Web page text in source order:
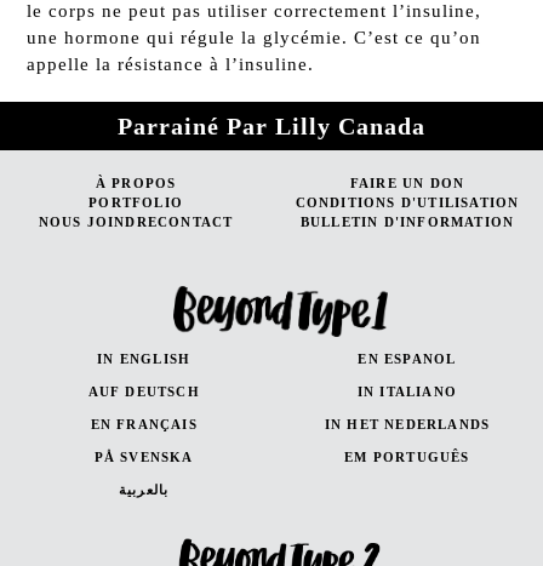
le corps ne peut pas utiliser correctement l’insuline,
une hormone qui régule la glycémie. C’est ce qu’on
appelle la résistance à l’insuline.
Parrainé Par Lilly Canada
À PROPOS
FAIRE UN DON
PORTFOLIO
CONDITIONS D'UTILISATION
NOUS JOINDRECONTACT
BULLETIN D'INFORMATION
IN ENGLISH EN ESPANOL
AUF DEUTSCH IN ITALIANO
EN FRANÇAIS IN HET NEDERLANDS
PÅ SVENSKA EM PORTUGUÊS
بالعربية